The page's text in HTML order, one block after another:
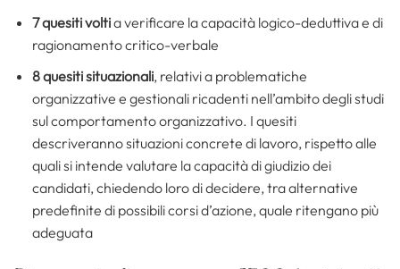
7 quesiti voltia verificare la capacità logico-deduttiva e di
ragionamento critico-verbale
8 quesiti situazionali, relativi a problematiche
organizzative e gestionali ricadenti nell’ambito degli studi
sul comportamento organizzativo. I quesiti
descriveranno situazioni concrete di lavoro, rispetto alle
quali si intende valutare la capacità di giudizio dei
candidati, chiedendo loro di decidere, tra alternative
predefinite di possibili corsi d’azione, quale ritengano più
adeguata